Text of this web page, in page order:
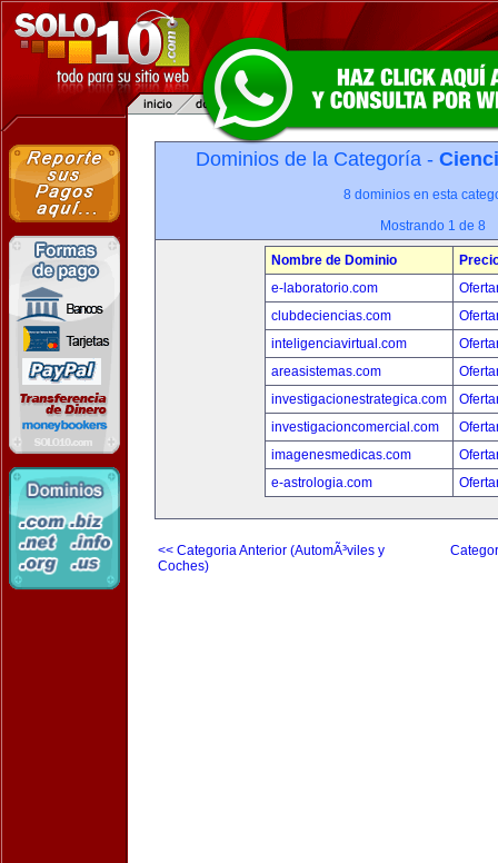
Dominios de la Categoría -
8 dominios en esta
Mostrando 1 de 8
Nombre de Dominio
e-laboratorio.com
clubdeciencias.com
inteligenciavirtual.com
areasistemas.com
investigacionestrategica.com
investigacioncomercial.com
imagenesmedicas.com
e-astrologia.com
<< Categoria Anterior (AutomÃ³viles y
Coches)